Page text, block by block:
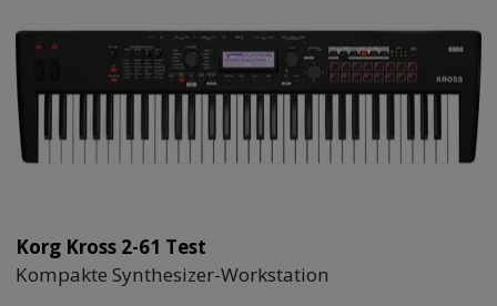
Korg Kross 2-61 Test
Kompakte Synthesizer-Workstation